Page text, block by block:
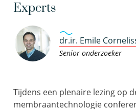
Experts
dr.ir. Emile
Senior onderzoeker
Tijdens een plenaire lezing op
membraantechnologie